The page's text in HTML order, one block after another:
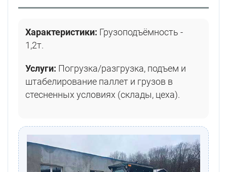
Характеристики: Грузоподъёмность -
1,2т.
Услуги: Погрузка/разгрузка, подъем и
штабелирование паллет и грузов в
стесненных условиях (склады, цеха).